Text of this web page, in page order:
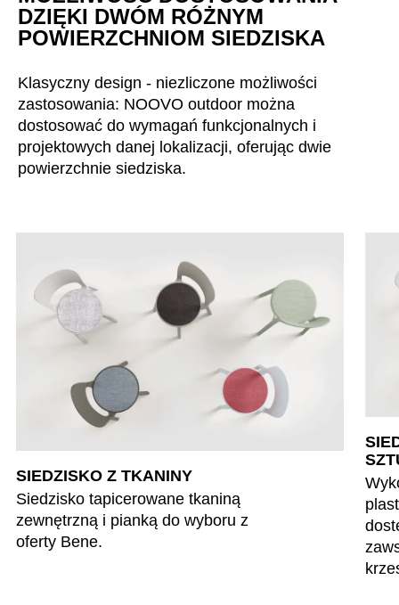
Klasyczny design - niezliczone możliwości
zastosowania: NOOVO outdoor można
dostosować do wymagań funkcjonalnych i
projektowych danej lokalizacji, oferując dwie
powierzchnie siedziska.
DZIĘKI DWÓM RÓŻNYM
POWIERZCHNIOM SIEDZISKA
SIEDZISKO Z TKANINY
Siedzisko tapicerowane tkaniną
zewnętrzną i pianką do wyboru z
oferty Bene.